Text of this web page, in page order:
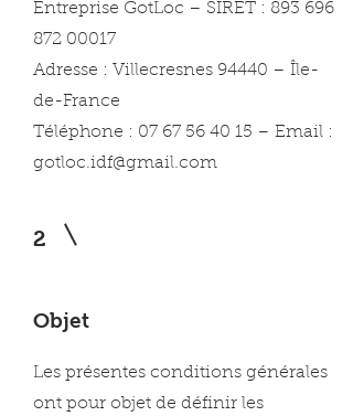
Entreprise GotLoc – SIRET : 893 696
872 00017
Adresse : Villecresnes 94440 – Île-
de-France
Téléphone : 07 67 56 40 15 – Email :
gotloc.idf@gmail.com
2
Objet
Les présentes conditions générales
ont pour objet de définir les